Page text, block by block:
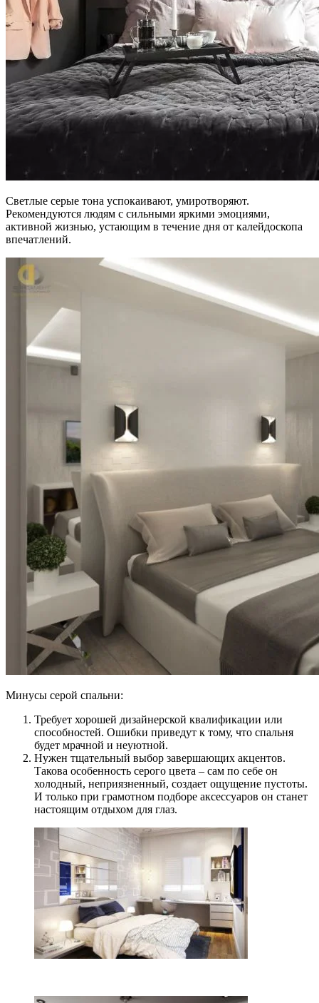
Светлые серые тона успокаивают, умиротворяют.
Рекомендуются людям с сильными яркими эмоциями,
активной жизнью, устающим в течение дня от калейдоскопа
впечатлений.
Минусы серой спальни:
Требует хорошей дизайнерской квалификации или
способностей. Ошибки приведут к тому, что спальня
будет мрачной и неуютной.
Нужен тщательный выбор завершающих акцентов.
Такова особенность серого цвета – сам по себе он
холодный, неприязненный, создает ощущение пустоты.
И только при грамотном подборе аксессуаров он станет
настоящим отдыхом для глаз.